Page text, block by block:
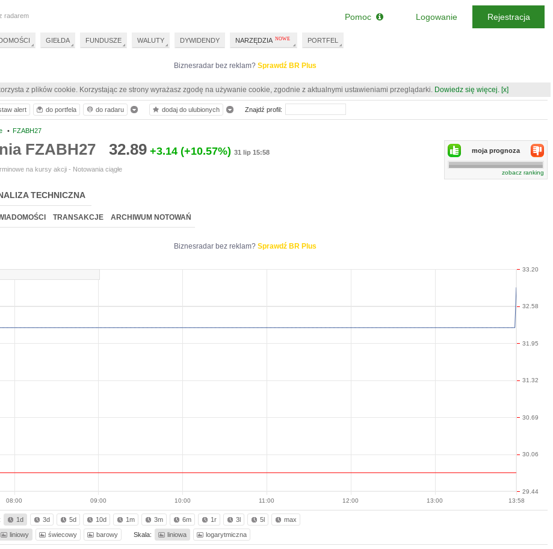
Biznesradar bez reklam? Sprawdź BR Plus
z plików cookie. Korzystając ze strony wyrażasz zgodę na używanie cookie, zgodnie z aktualnymi ustawieniami przeglądarki. Dowiedz się więcej. [x]
• FZABH27
FZABH27 32.89 +3.14 (+10.57%) 31 lip 15:58
na kursy akcji - Notowania ciągłe
moja prognoza
zobacz ranking
TECHNICZNA
TRANSAKCJE ARCHIWUM NOTOWAŃ
Biznesradar bez reklam? Sprawdź BR Plus
08:00 09:00 10:00 11:00 12:00 13:00 13:58
29.44
30.06
30.69
31.32
31.95
32.58
33.20
1d 3d 5d 10d 1m 3m 6m 1r 3l 5l max
liniowy świecowy barowy Skala: liniowa logarytmiczna
alert do portfela do radaru dodaj do ulubionych Znajdź profil:
radarem
GIEŁDA FUNDUSZE WALUTY DYWIDENDY NARZĘDZIA PORTFEL
Pomoc Logowanie Rejestracja